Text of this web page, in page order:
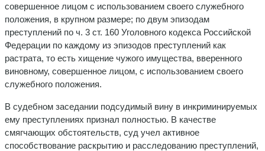
совершенное лицом с использованием своего служебного
положения, в крупном размере; по двум эпизодам
преступлений по ч. 3 ст. 160 Уголовного кодекса Российской
Федерации по каждому из эпизодов преступлений как
растрата, то есть хищение чужого имущества, вверенного
виновному, совершенное лицом, с использованием своего
служебного положения.
В судебном заседании подсудимый вину в инкриминируемых
ему преступлениях признал полностью. В качестве
смягчающих обстоятельств, суд учел активное
способствование раскрытию и расследованию преступлений,